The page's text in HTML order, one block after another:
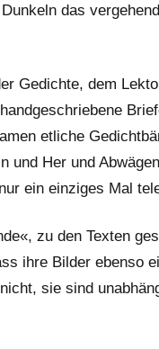
das
Gedichte, dem
etliche
und Her und
ein einziges Mal
zu den Texten
ihre Bilder ebenso
sie sind